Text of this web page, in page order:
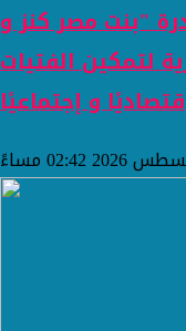
"بنت مصر كنز و
لتمكين الفتيات
و إجتماعيًا